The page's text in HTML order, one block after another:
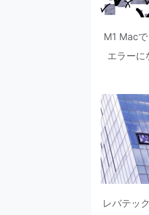
M1 Mac
エラーに
レバテッ